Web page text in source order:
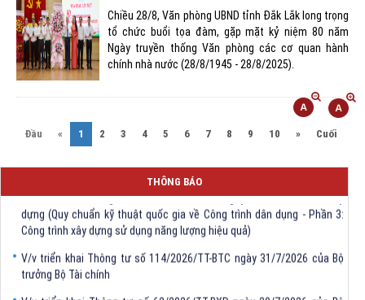
Chiều 28/8, Văn phòng UBND tỉnh Đắk Lắk long trọng
tổ chức buổi tọa đàm, gặp mặt kỷ niệm 80 năm
Ngày truyền thống Văn phòng các cơ quan hành
chính nhà nước (28/8/1945 - 28/8/2025).
Đầu « 1 (current)
2 3 4 5 6 7 8 9 10 » Cuối
THÔNG BÁO
V/v triển khai Thông tư số 61/2026/TT-BXD ngày 30/7/2026 ủa Bộ Xây
dựng (Quy chuẩn kỹ thuật quốc gia về Công trình dân dụng - Phần 3:
Công trình xây dựng sử dụng năng lượng hiệu quả)
trưởng Bộ Tài chính